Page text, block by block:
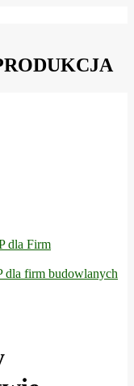
dla Firm
dla firm budowlanych